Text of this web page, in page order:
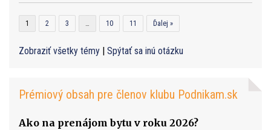
1 2 3 … 10 11 Ďalej »
Zobraziť všetky témy | Spýtať sa inú otázku
Prémiový obsah pre členov klubu Podnikam.sk
Ako na prenájom bytu v roku 2026?